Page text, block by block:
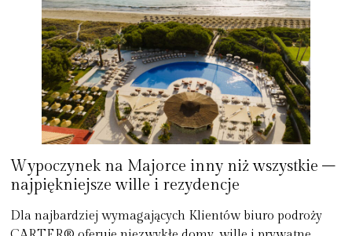
Wypoczynek na Majorce inny niż wszystkie –
najpiękniejsze wille i rezydencje
Dla najbardziej wymagających Klientów biuro podroży